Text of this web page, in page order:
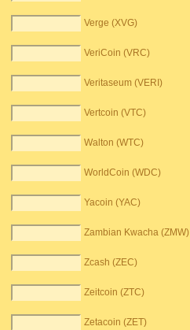
Verge (XVG)
VeriCoin (VRC)
Veritaseum (VERI)
Vertcoin (VTC)
Walton (WTC)
WorldCoin (WDC)
Yacoin (YAC)
Zambian Kwacha (ZMW)
Zcash (ZEC)
Zeitcoin (ZTC)
Zetacoin (ZET)